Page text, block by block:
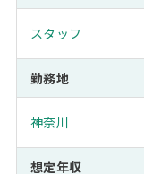
スタッフ
勤務地
神奈川
想定年収